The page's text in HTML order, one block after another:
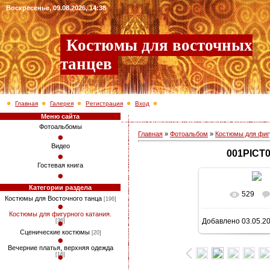
Воскресенье, 09.08.2026, 14:38
Костюмы для восточных
танцев
Главная Галерея Регистрация Вход
Меню сайта
Фотоальбомы
Видео
Гостевая книга
Категории раздела
Костюмы для Восточного танца [196]
Костюмы для фигурного катания.
[36]
Сценические костюмы [20]
Вечерние платья, верхняя одежда
[16]
Главная » Фотоальбом » Костюмы для
В
1290x1024/
529
Добавлено